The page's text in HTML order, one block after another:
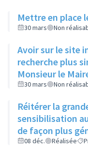
Mettre en place
30 mars Non
Avoir sur le site
recherche plus
Monsieur le
30 mars Non
Réitérer la
sensibilisation
de façon plus
ses réseaux
08 déc. Réalisée